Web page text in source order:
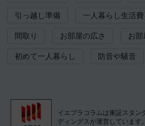
引っ越し準備 一人暮らし生活費
間取り お部屋の広さ お
初めて一人暮らし 防音や騒音
イエプラコラムは東証スタ
ディングスが運営しています。